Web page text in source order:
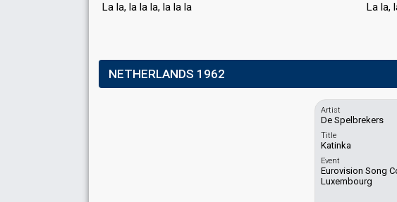
La la, la la la, la la lа
La la,
NETHERLANDS 1962
Artist
De Spelbrekers
Title
Katinka
Event
Eurovision Song
Luxembourg